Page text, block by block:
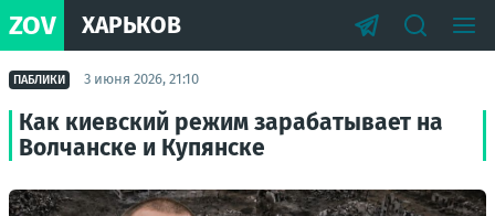
ZOV ХАРЬКОВ
ПАБЛИКИ 3 июня 2026, 21:10
Как киевский режим зарабатывает на
Волчанске и Купянске